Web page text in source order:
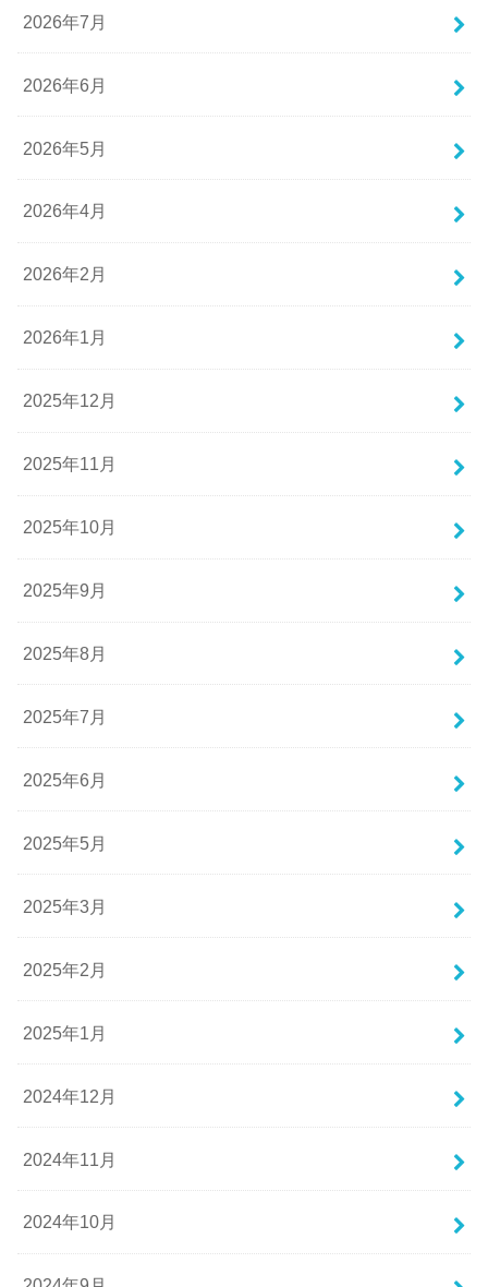
2026年7月
2026年6月
2026年5月
2026年4月
2026年2月
2026年1月
2025年12月
2025年11月
2025年10月
2025年9月
2025年8月
2025年7月
2025年6月
2025年5月
2025年3月
2025年2月
2025年1月
2024年12月
2024年11月
2024年10月